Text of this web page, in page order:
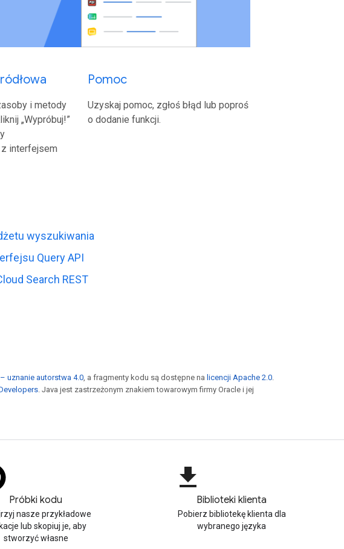
i metody
„Wypróbuj!”
interfejsem
Pomoc
Uzyskaj pomoc, zgłoś błąd lub poproś
o dodanie funkcji.
wyszukiwania
Query API
Search REST
uznanie autorstwa 4.0, a fragmenty kodu są dostępne na licencji Apache 2.0.
. Java jest zastrzeżonym znakiem towarowym firmy Oracle i jej
Próbki kodu
nasze przykładowe
lub skopiuj je, aby
stworzyć własne
file_download
Biblioteki klienta
Pobierz bibliotekę klienta dla
wybranego języka